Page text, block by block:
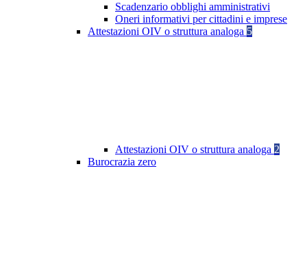
Scadenzario obblighi amministrativi
Oneri informativi per cittadini e imprese
Attestazioni OIV o struttura analoga 5
Attestazioni OIV o struttura analoga 2
Burocrazia zero